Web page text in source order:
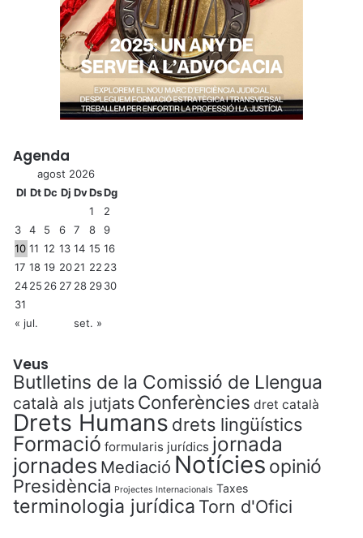
Agenda
agost 2026
Dl DtDc Dj DvDsDg
1
2
3
4 5 6 7 8
9
10 11 12 13 14 15 16
17 18 19 2021 22 23
2425 26 27 28 2930
31
« jul.
set. »
Veus
Butlletins de la Comissió de Llengua
català als jutjats Conferències dret català
Drets Humans drets lingüístics
Formació formularis jurídics jornada
jornades Mediació Notícies opinió
Presidència Projectes Internacionals Taxes
terminologia jurídica Torn d'Ofici